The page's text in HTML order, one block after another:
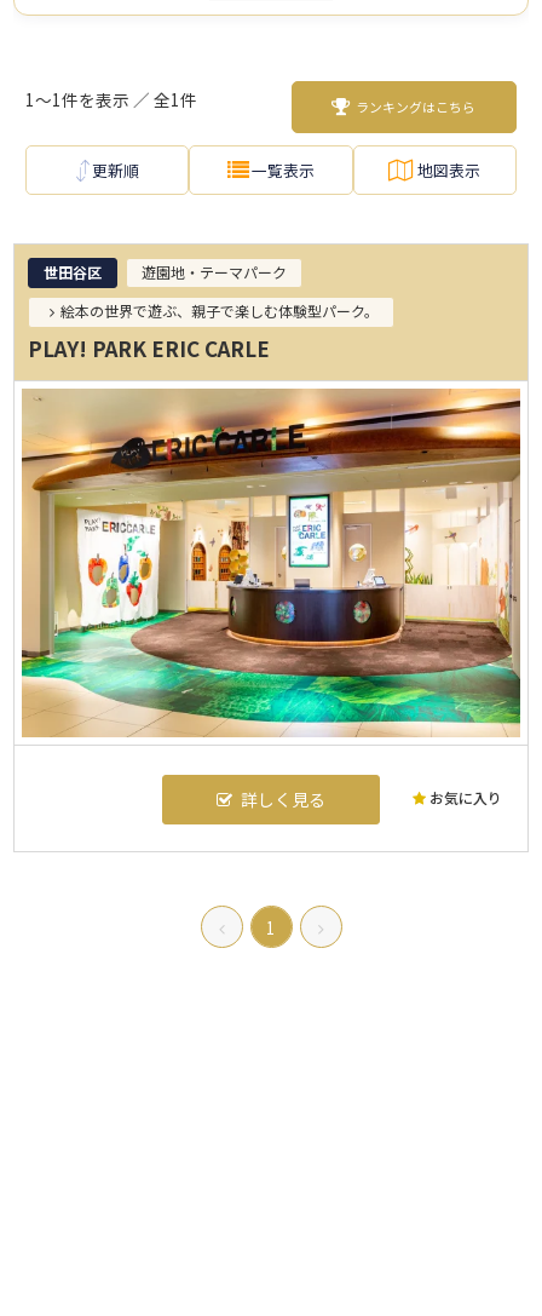
1～1件を表示 ／ 全1件 ランキングはこちら
更新順 一覧表示 地図表示
世田谷区
遊園地・テーマパーク
絵本の世界で遊ぶ、親子で楽しむ体験型パーク。
お気に入り
PLAY! PARK ERIC CARLE
詳しく見る
1